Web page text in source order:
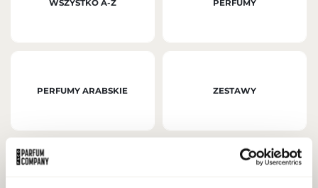
WSZYSTKO A-Z PERFUMY
PERFUMY ARABSKIE ZESTAWY